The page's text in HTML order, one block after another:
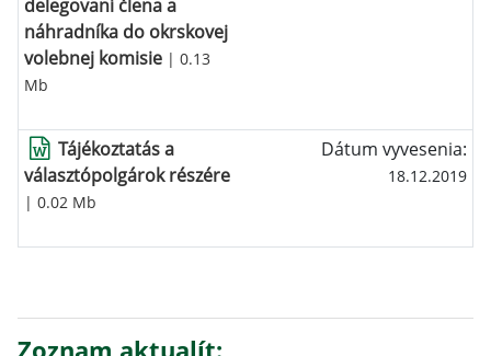
delegovaní člena a
náhradníka do okrskovej
volebnej komisie | 0.13
Mb
Tájékoztatás a
választópolgárok részére
| 0.02 Mb
Dátum vyvesenia:
18.12.2019